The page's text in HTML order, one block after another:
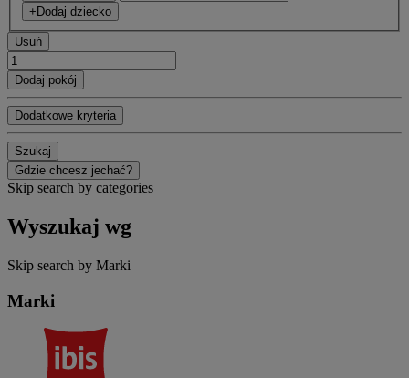
+Dodaj dziecko
Usuń
Dodaj pokój
Dodatkowe kryteria
Szukaj
Gdzie chcesz jechać?
Skip search by categories
Wyszukaj wg
Skip search by Marki
Marki